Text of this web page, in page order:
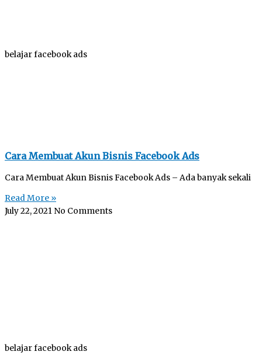
belajar facebook ads
Cara Membuat Akun Bisnis Facebook Ads
Cara Membuat Akun Bisnis Facebook Ads – Ada banyak sekali
Read More »
July 22, 2021 No Comments
belajar facebook ads